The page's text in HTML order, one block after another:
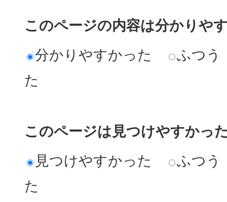
このページの内容は分かりや
分かりやすかった
ふつう
た
このページは見つけやすかっ
見つけやすかった
ふつう
た